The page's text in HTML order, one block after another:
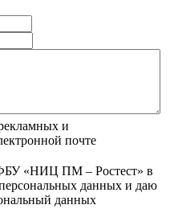
и
почте
«НИЦ ПМ – Ростест» в
данных и даю
данных